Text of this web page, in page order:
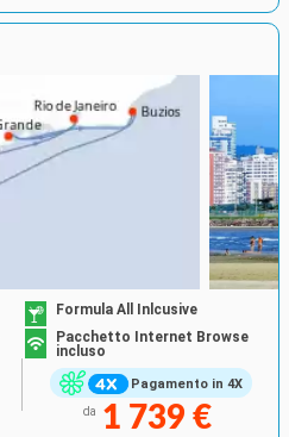
Pagamento in 4X
Formula All Inlcusive
Pacchetto Internet Browse
incluso
da 1 739 €